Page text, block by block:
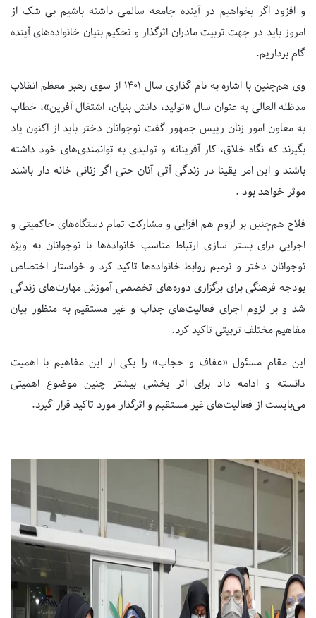
و افزود اگر بخواهیم در آینده جامعه سالمی داشته باشیم بی شک از
امروز باید در جهت تربیت مادران اثرگذار و تحکیم بنیان خانواده‌های آینده
گام برداریم.
وی هم‌چنین با اشاره به نام گذاری سال ۱۴۰۱ از سوی رهبر معظم انقلاب
مدظله ‌العالی به عنوان سال «تولید، دانش بنیان، اشتغال آفرین»، خطاب
به معاون امور زنان رییس جمهور گفت نوجوانان دختر باید از اکنون یاد
بگیرند که نگاه خلاق، کار آفرینانه و تولیدی به توانمندی‌های خود داشته
باشند و این امر یقینا در زندگی آتی آنان حتی اگر زنانی خانه دار باشند
موثر خواهد بود .
فلاح هم‌چنین بر لزوم هم افزایی و مشارکت تمام دستگاه‌های حاکمیتی و
اجرایی برای بستر سازی ارتباط مناسب خانواده‌ها با نوجوانان به ویژه
نوجوانان دختر و ترمیم روابط خانواده‌ها تاکید کرد و خواستار اختصاص
بودجه فرهنگی برای برگزاری دوره‌های تخصصی آموزش مهارت‌های زندگی
شد و بر لزوم اجرای فعالیت‌های جذاب و غیر مستقیم به منظور بیان
مفاهیم مختلف تربیتی تاکید کرد.
این مقام مسئول «عفاف و حجاب» را یکی از این مفاهیم با اهمیت
دانسته و ادامه داد برای اثر بخشی بیشتر چنین موضوع اهمیتی
می‌بایست از فعالیت‌های غیر مستقیم و اثرگذار مورد تاکید قرار گیرد.